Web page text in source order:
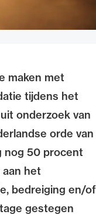
maken met
tijdens het
onderzoek van
orde van
nog 50 procent
het
bedreiging en/of
gestegen
op
op de
hun